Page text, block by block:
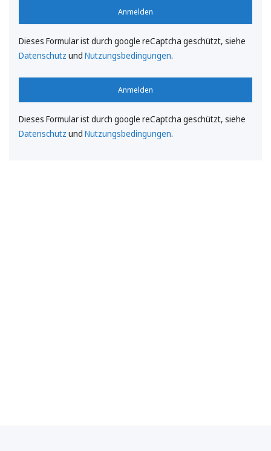
Anmelden
Dieses Formular ist durch google reCaptcha geschützt, siehe
Datenschutz und Nutzungsbedingungen.
Anmelden
Dieses Formular ist durch google reCaptcha geschützt, siehe
Datenschutz und Nutzungsbedingungen.